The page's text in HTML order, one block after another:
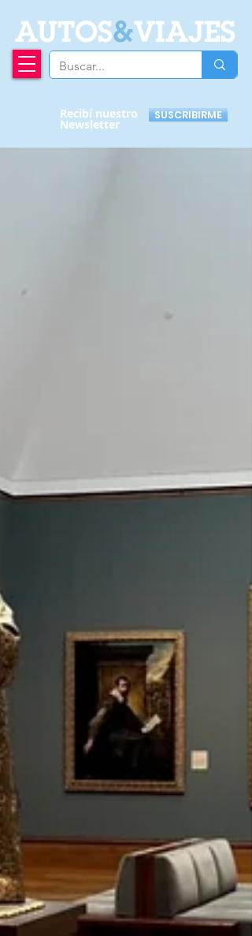
AUTOS&VIAJES
Recibí nuestro
Newsletter
SUSCRIBIRME